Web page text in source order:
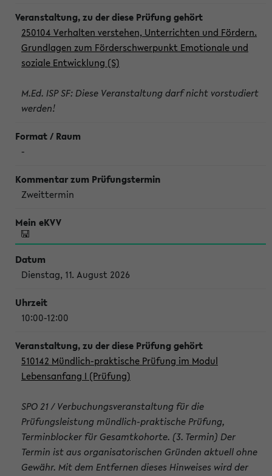
250104 Verhalten verstehen, Unterrichten und Fördern.
Grundlagen zum Förderschwerpunkt Emotionale und
soziale Entwicklung (S)
M.Ed. ISP SF: Diese Veranstaltung darf nicht vorstudiert
werden!
-
Zweittermin
Dienstag, 11. August 2026
10:00-12:00
510142 Mündlich-praktische Prüfung im Modul
Lebensanfang I (Prüfung)
SPO 21 / Verbuchungsveranstaltung für die
Prüfungsleistung mündlich-praktische Prüfung,
Terminblocker für Gesamtkohorte. (3. Termin) Der
Termin ist aus organisatorischen Gründen aktuell ohne
Gewähr. Mit dem Entfernen dieses Hinweises wird der